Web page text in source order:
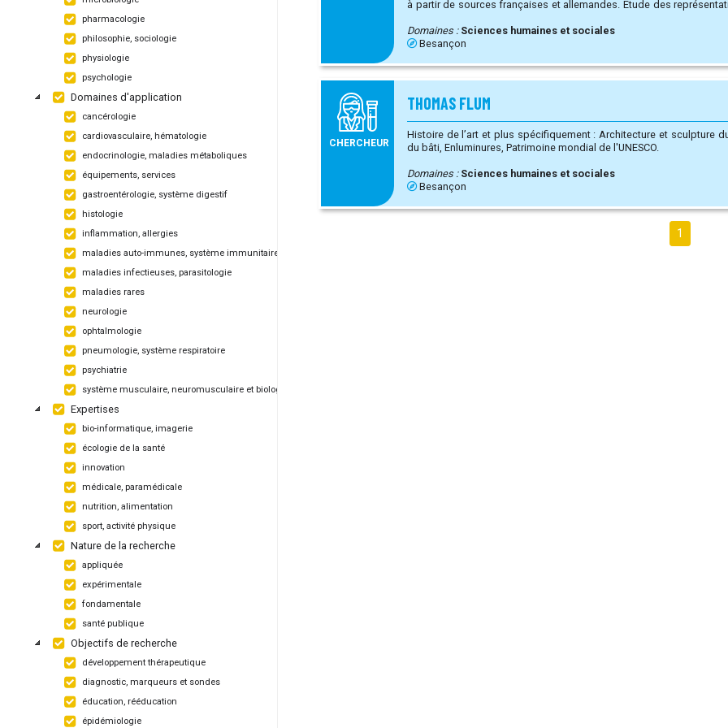
pharmacologie
philosophie, sociologie
physiologie
psychologie
Domaines d'application
cancérologie
cardiovasculaire, hématologie
endocrinologie, maladies métaboliques
équipements, services
gastroentérologie, système digestif
histologie
inflammation, allergies
maladies auto-immunes, système immunitaire
maladies infectieuses, parasitologie
maladies rares
neurologie
ophtalmologie
pneumologie, système respiratoire
psychiatrie
système musculaire, neuromusculaire et biologique
Expertises
bio-informatique, imagerie
écologie de la santé
innovation
médicale, paramédicale
nutrition, alimentation
sport, activité physique
Nature de la recherche
appliquée
expérimentale
fondamentale
santé publique
Objectifs de recherche
développement thérapeutique
diagnostic, marqueurs et sondes
éducation, rééducation
épidémiologie
à partir de sources françaises et allemandes. Etude des représentations (images) réciproques de la
de 1919 à 1965. Participation à une Etude sur l'épistémologie et la méthode d'approche des images
par croisement de réflexions entre historiens du moyen-âge et
Domaines : Sciences humaines et sociales
Besançon
CHERCHEUR
THOMAS FLUM
Histoire de l’art et plus spécifiquement : Architecture et sculpture du Moyen Âge tardif, Archéologie
du bâti, Enluminures, Patrimoine mondial de l'UNESCO.
Domaines : Sciences humaines et sociales
Besançon
1